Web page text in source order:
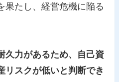
果たし、経営危機に陥る
久力があるため、自己資
リスクが低いと判断でき